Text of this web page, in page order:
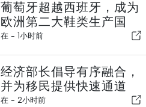
葡萄牙超越西班牙，成为
欧洲第二大鞋类生产国
在 - 1小时前
经济部长倡导有序融合，
并为移民提供快速通道
在 - 2小时前